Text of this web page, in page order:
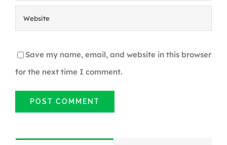
Save my name, email, and website in this browser
for the next time I comment.